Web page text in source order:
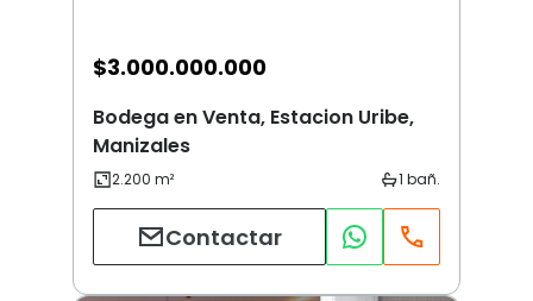
$3.000.000.000
Bodega en Venta, Estacion Uribe,
Manizales
Contactar